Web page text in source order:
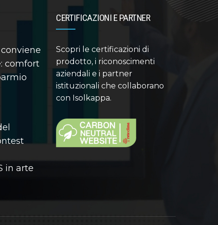
comfort
in arte
CERTIFICAZIONI E PARTNER
Scopri le certificazioni di
prodotto, i riconoscimenti
aziendali e i partner
istituzionali che collaborano
con Isolkappa.